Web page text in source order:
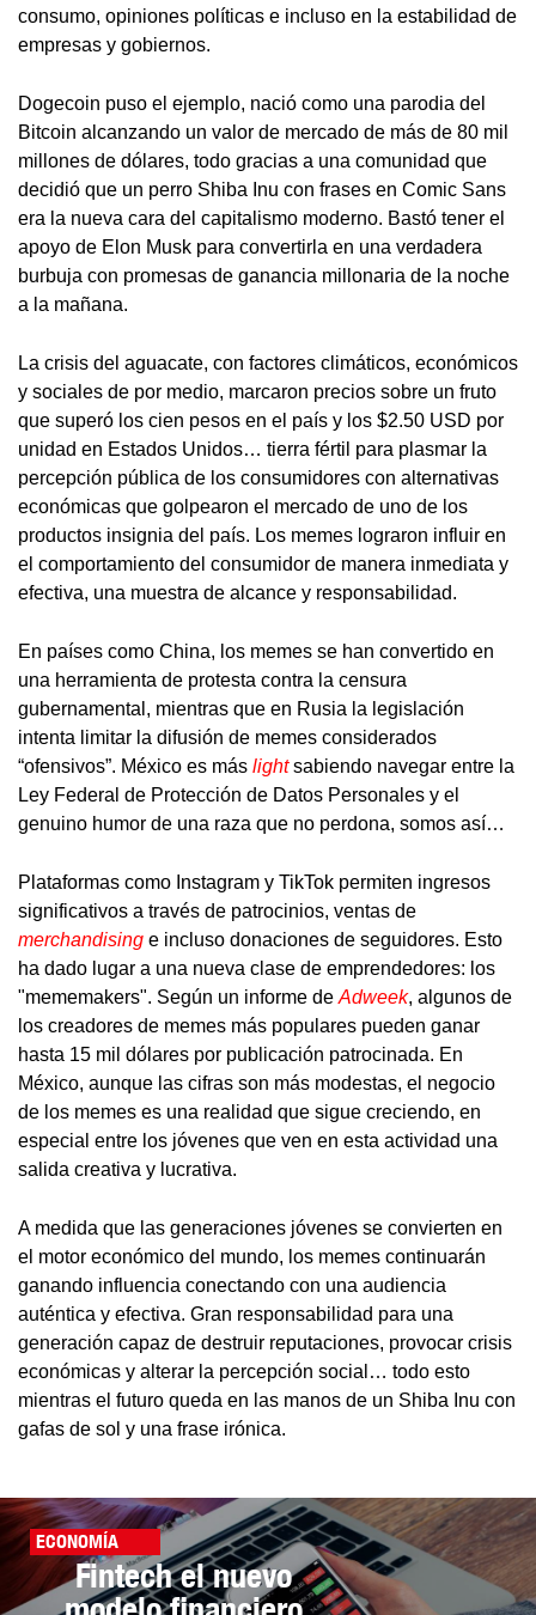
consumo, opiniones políticas e incluso en la estabilidad de
empresas y gobiernos.
Dogecoin puso el ejemplo, nació como una parodia del
Bitcoin alcanzando un valor de mercado de más de 80 mil
millones de dólares, todo gracias a una comunidad que
decidió que un perro Shiba Inu con frases en Comic Sans
era la nueva cara del capitalismo moderno. Bastó tener el
apoyo de Elon Musk para convertirla en una verdadera
burbuja con promesas de ganancia millonaria de la noche
a la mañana.
La crisis del aguacate, con factores climáticos, económicos
y sociales de por medio, marcaron precios sobre un fruto
que superó los cien pesos en el país y los $2.50 USD por
unidad en Estados Unidos… tierra fértil para plasmar la
percepción pública de los consumidores con alternativas
económicas que golpearon el mercado de uno de los
productos insignia del país. Los memes lograron influir en
el comportamiento del consumidor de manera inmediata y
efectiva, una muestra de alcance y responsabilidad.
En países como China, los memes se han convertido en
una herramienta de protesta contra la censura
gubernamental, mientras que en Rusia la legislación
intenta limitar la difusión de memes considerados
“ofensivos”. México es más lightsabiendo navegar entre la
Ley Federal de Protección de Datos Personales y el
genuino humor de una raza que no perdona, somos así…
Plataformas como Instagram y TikTok permiten ingresos
significativos a través de patrocinios, ventas de
merchandising e incluso donaciones de seguidores. Esto
ha dado lugar a una nueva clase de emprendedores: los
"mememakers". Según un informe de Adweek, algunos de
los creadores de memes más populares pueden ganar
hasta 15 mil dólares por publicación patrocinada. En
México, aunque las cifras son más modestas, el negocio
de los memes es una realidad que sigue creciendo, en
especial entre los jóvenes que ven en esta actividad una
salida creativa y lucrativa.
A medida que las generaciones jóvenes se convierten en
el motor económico del mundo, los memes continuarán
ganando influencia conectando con una audiencia
auténtica y efectiva. Gran responsabilidad para una
generación capaz de destruir reputaciones, provocar crisis
económicas y alterar la percepción social… todo esto
mientras el futuro queda en las manos de un Shiba Inu con
gafas de sol y una frase irónica.
ECONOMÍA
Fintech el nuevo